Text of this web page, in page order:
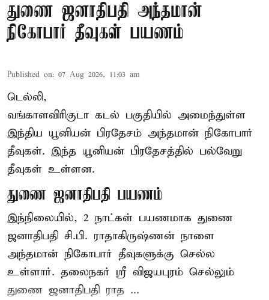
துணை ஜனாதிபதி அந்தமான்
நிகோபார் தீவுகள் பயணம்
Published on: 07 Aug 2026, 11:03 am
டெல்லி,
வங்காளவிரிகுடா கடல் பகுதியில் அமைந்துள்ள
இந்திய யூனியன் பிரதேசம் அந்தமான் நிகோபார்
தீவுகள். இந்த யூனியன் பிரதேசத்தில் பல்வேறு
தீவுகள் உள்ளன.
துணை ஜனாதிபதி பயணம்
இந்நிலையில், 2 நாட்கள் பயணமாக துணை
ஜனாதிபதி சி.பி. ராதாகிருஷ்ணன் நாளை
அந்தமான் நிகோபார் தீவுகளுக்கு செல்ல
உள்ளார். தலைநகர் ஸ்ரீ விஜயபுரம் செல்லும்
துணை ஜனாதிபதி ராத ...